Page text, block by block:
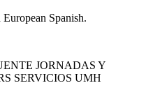
Spanish.
JORNADAS Y
SERVICIOS UMH